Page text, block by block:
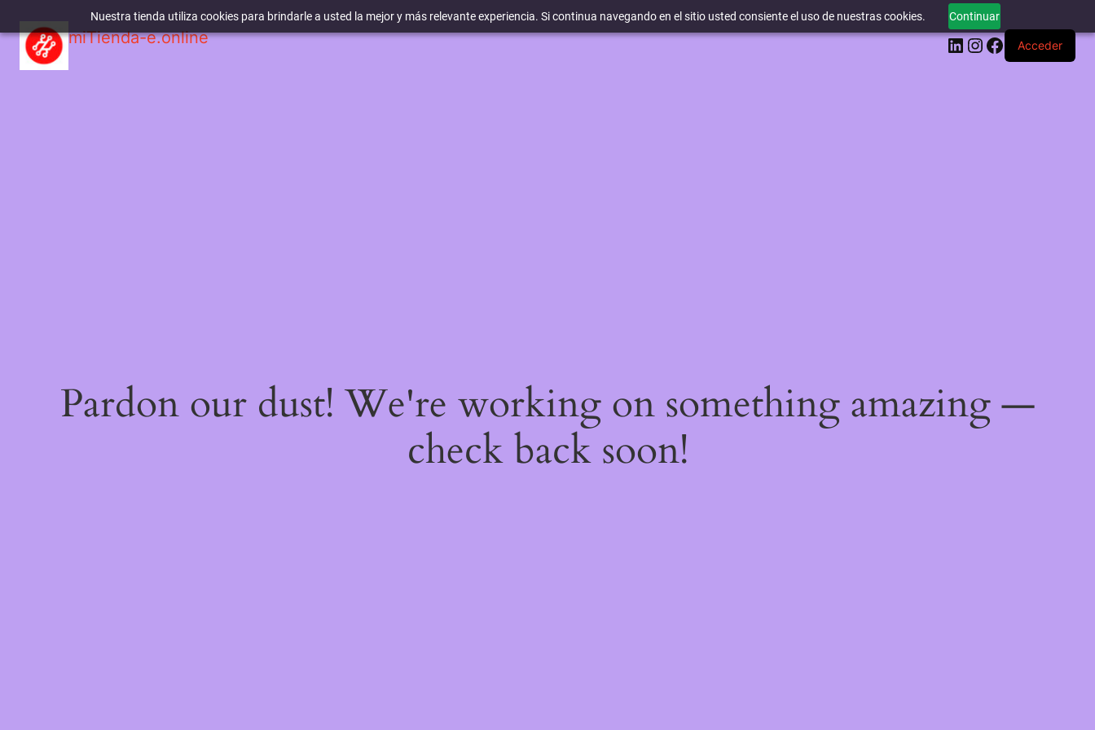
Nuestra tienda utiliza cookies para brindarle a usted la mejor y más relevante experiencia. Si continua navegando en el sitio usted consiente el uso de nuestras cookies. Continuar
miTienda-e.online LinkedIn
Instagram
Facebook
Acceder
Pardon our dust! We're working on something amazing —
check back soon!